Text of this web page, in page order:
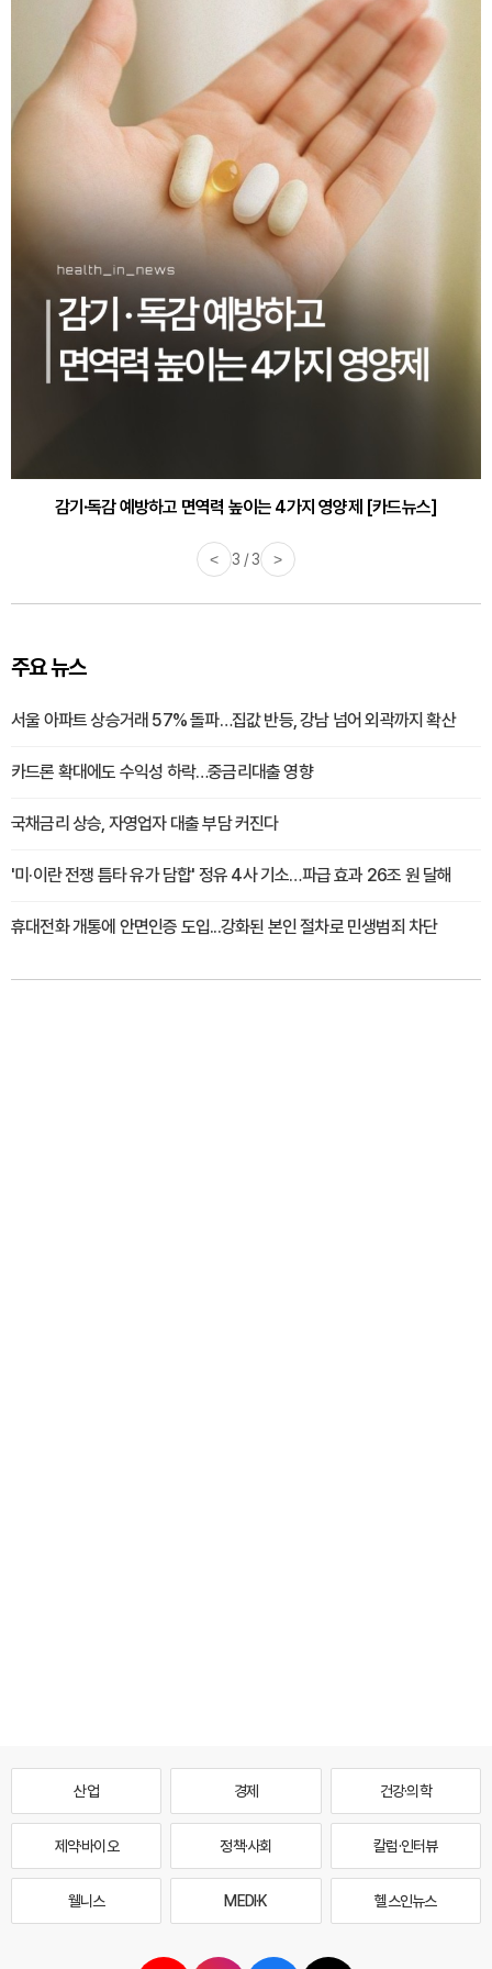
감기·독감 예방하고 면역력 높이는 4가지 영양제 [카드뉴스]
< 3 / 3 >
주요 뉴스
서울 아파트 상승거래 57% 돌파…집값 반등, 강남 넘어 외곽까지 확산
카드론 확대에도 수익성 하락…중금리대출 영향
국채금리 상승, 자영업자 대출 부담 커진다
'미·이란 전쟁 틈타 유가 담합' 정유 4사 기소…파급 효과 26조 원 달해
휴대전화 개통에 안면인증 도입...강화된 본인 절차로 민생범죄 차단
산업 경제 건강·의학
제약·바이오 정책·사회 칼럼·인터뷰
웰니스 MEDI·K 헬스인뉴스